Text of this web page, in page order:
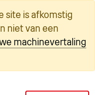
site is afkomstig
niet van een
machinevertaling